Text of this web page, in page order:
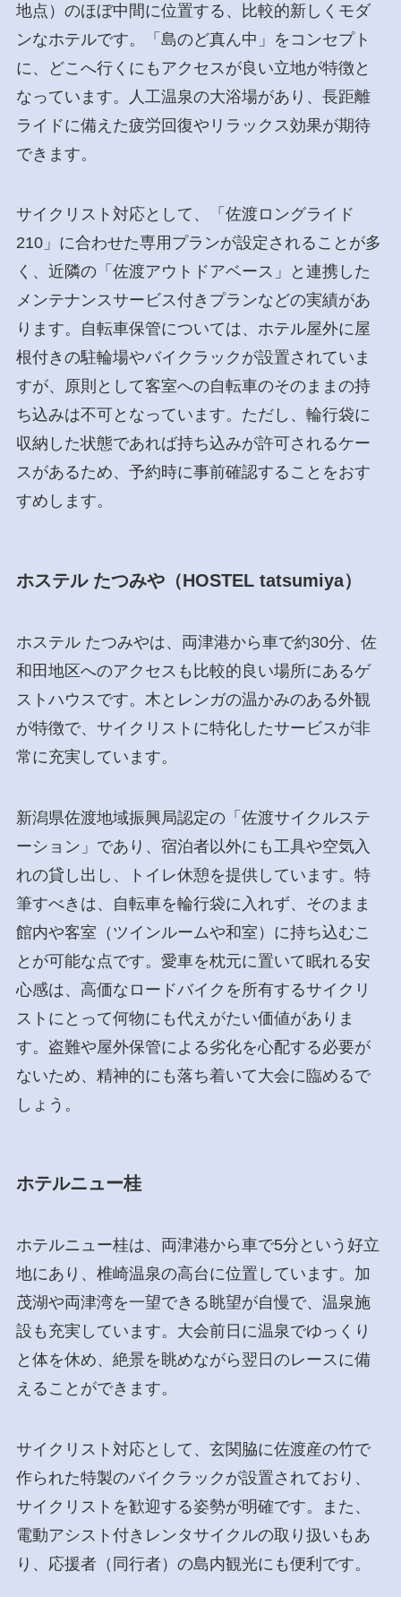
地点）のほぼ中間に位置する、比較的新しくモダ
ンなホテルです。「島のど真ん中」をコンセプト
に、どこへ行くにもアクセスが良い立地が特徴と
なっています。人工温泉の大浴場があり、長距離
ライドに備えた疲労回復やリラックス効果が期待
できます。
サイクリスト対応として、「佐渡ロングライド
210」に合わせた専用プランが設定されることが多
く、近隣の「佐渡アウトドアベース」と連携した
メンテナンスサービス付きプランなどの実績があ
ります。自転車保管については、ホテル屋外に屋
根付きの駐輪場やバイクラックが設置されていま
すが、原則として客室への自転車のそのままの持
ち込みは不可となっています。ただし、輪行袋に
収納した状態であれば持ち込みが許可されるケー
スがあるため、予約時に事前確認することをおす
すめします。
ホステル たつみや（HOSTEL tatsumiya）
ホステル たつみやは、両津港から車で約30分、佐
和田地区へのアクセスも比較的良い場所にあるゲ
ストハウスです。木とレンガの温かみのある外観
が特徴で、サイクリストに特化したサービスが非
常に充実しています。
新潟県佐渡地域振興局認定の「佐渡サイクルステ
ーション」であり、宿泊者以外にも工具や空気入
れの貸し出し、トイレ休憩を提供しています。特
筆すべきは、自転車を輪行袋に入れず、そのまま
館内や客室（ツインルームや和室）に持ち込むこ
とが可能な点です。愛車を枕元に置いて眠れる安
心感は、高価なロードバイクを所有するサイクリ
ストにとって何物にも代えがたい価値がありま
す。盗難や屋外保管による劣化を心配する必要が
ないため、精神的にも落ち着いて大会に臨めるで
しょう。
ホテルニュー桂
ホテルニュー桂は、両津港から車で5分という好立
地にあり、椎崎温泉の高台に位置しています。加
茂湖や両津湾を一望できる眺望が自慢で、温泉施
設も充実しています。大会前日に温泉でゆっくり
と体を休め、絶景を眺めながら翌日のレースに備
えることができます。
サイクリスト対応として、玄関脇に佐渡産の竹で
作られた特製のバイクラックが設置されており、
サイクリストを歓迎する姿勢が明確です。また、
電動アシスト付きレンタサイクルの取り扱いもあ
り、応援者（同行者）の島内観光にも便利です。